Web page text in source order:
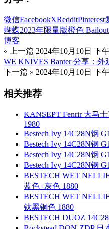
微信FacebookXRedditPinterest
蝴蝶2023年限量版橙色
博客
« 上一篇 2024年10月10日 下
WE KNIVES Banter 分享：外
下一篇 » 2024年10月10日 下
相关推荐
KANSEPT Fenrir 大马
1980
Bestech Ivy 14C28N钢
Bestech Ivy 14C28N钢
Bestech Ivy 14C28N钢
Bestech Ivy 14C28N钢
BESTECH WET
蓝色+灰色 1880
BESTECH WET
钛黑铜色 1880
BESTECH DUOZ